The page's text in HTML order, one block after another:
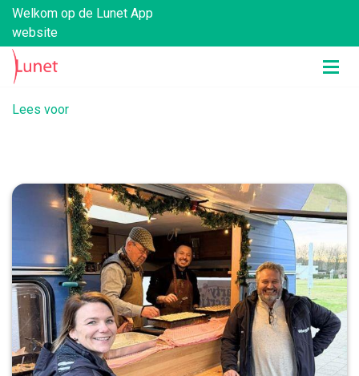
Welkom op de Lunet App
website
Lees voor